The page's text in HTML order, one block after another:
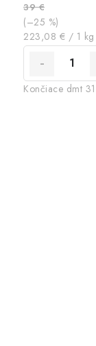
39 €
(–25 %)
Jednotková
cena:
223,08 € / 1 kg
Končiace dmt